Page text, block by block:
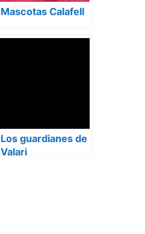
Mascotas Calafell
Los guardianes de
Valari